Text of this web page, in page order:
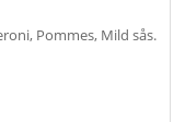
Pommes, Mild sås.